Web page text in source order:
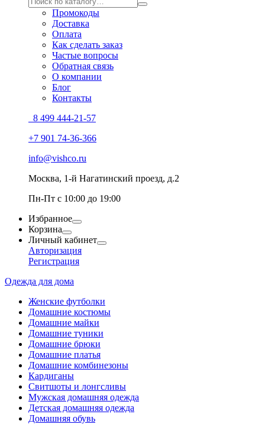
Промокоды
Доставка
Оплата
Как сделать заказ
Частые вопросы
Обратная связь
О компании
Блог
Контакты
8 499 444-21-57
+7 901 74-36-366
info@vishco.ru
Москва, 1-й Нагатинский проезд, д.2
Пн-Пт с 10:00 до 19:00
Избранное
Корзина
Личный кабинет
Авторизация
Регистрация
Одежда для дома
Женские футболки
Домашние костюмы
Домашние майки
Домашние туники
Домашние брюки
Домашние платья
Домашние комбинезоны
Кардиганы
Свитшоты и лонгсливы
Мужская домашняя одежда
Детская домашняя одежда
Домашняя обувь